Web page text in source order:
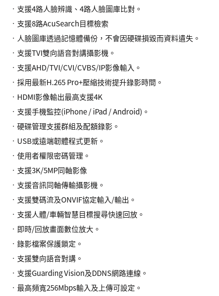
•支援4路人臉辨識、4路人臉圖庫比對。
•支援8路AcuSearch目標檢索
•人臉圖庫透過記憶體備份，不會因硬碟損毀而資料遺失。
•支援TVI雙向語音對講攝影機。
•支援AHD/TVI/CVI/CVBS/IP影像輸入。
•採用最新H.265 Pro+壓縮技術提升錄影時間。
•HDMI影像輸出最高支援4K
•支援手機監控(iPhone / iPad / Android)。
•硬碟管理支援群組及配額錄影。
•USB或遠端韌體程式更新。
•使用者權限密碼管理。
•支援3K/5MP同軸影像
•支援音訊同軸傳輸攝影機。
•支援雙碼流及ONVIF協定輸入/輸出。
•支援人體/車輛智慧目標搜尋快速回放。
•即時/回放畫面數位放大。
•錄影檔案保護鎖定。
•支援雙向語音對講。
•支援Guarding Vision及DDNS網路連線。
•最高頻寬256Mbps輸入及上傳可設定。